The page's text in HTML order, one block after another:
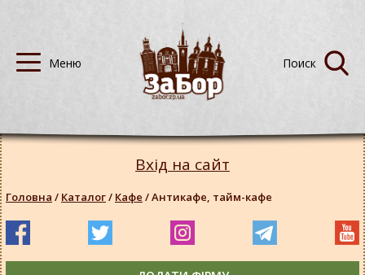
Вхід на сайт
Головна / Каталог/ Кафе /Антикафе, тайм-кафе